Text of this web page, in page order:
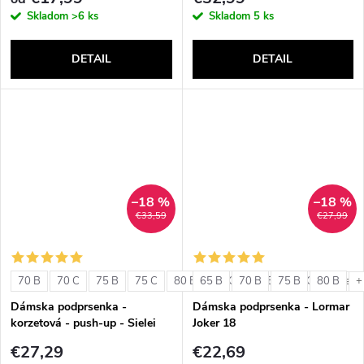
Skladom >6 ks
DETAIL
Skladom 5 ks
DETAIL
€33,59
–18 %
70 B 70 C 75 B 75 C 80 B 80 C 85 B 85 C +
Dámska podprsenka -
korzetová - push-up - Sielei
€27,29
€27,99
–18 %
65 B 70 B 75 B 80 B
Dámska podprsenka - Lormar
Joker 18
€22,69